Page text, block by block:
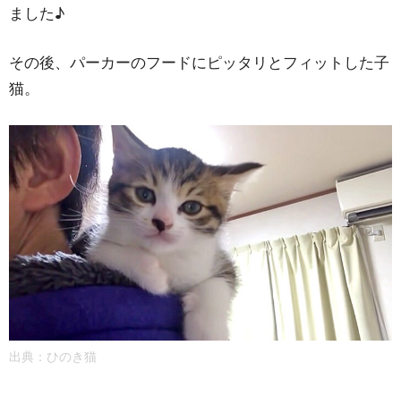
ました♪
その後、パーカーのフードにピッタリとフィットした子
猫。
出典： ひのき猫